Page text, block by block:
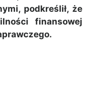
podkreślił, że
finansowej